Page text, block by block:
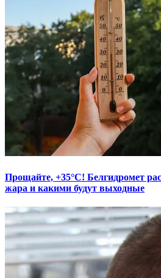
Прощайте, +35°С! Белгидромет
жара и какими будут выходные